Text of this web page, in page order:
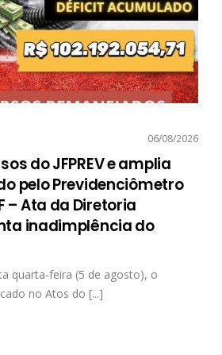
06/08/2026
do JFPREV e amplia
pelo Previdenciômetro
– Ata da Diretoria
inadimplência do
quarta-feira (5 de agosto), o
no Atos do [...]